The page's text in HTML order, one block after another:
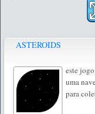
ASTEROIDS
este
uma
para